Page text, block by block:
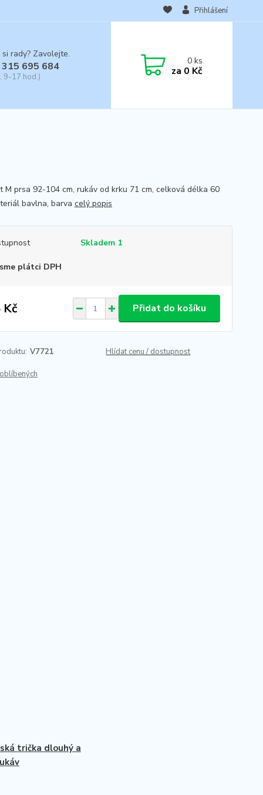
Přihlášení
rady? Zavolejte.
695 684
9-17 hod.)
0ks
za 0 Kč
M prsa 92-104 cm, rukáv od krku 71 cm, celková délka 60
bavlna, barva celý popis
Skladem 1
plátci DPH
Kč Přidat do košíku
V7721 Hlídat cenu / dostupnost
trička dlouhý a